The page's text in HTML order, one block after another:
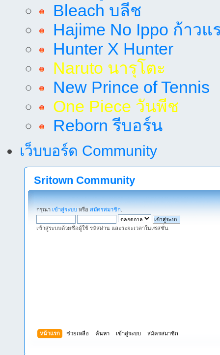
Bleach บลีช
Hajime No Ippo ก้าวแ
Hunter X Hunter
Naruto นารุโตะ
New Prince of Tennis
One Piece วันพีช
Reborn รีบอร์น
เว็บบอร์ด Community
Sritown Community
กรุณา เข้าสู่ระบบ หรือ สมัครสมาชิก
เข้าสู่ระบบด้วยชื่อผู้ใช้ รหัสผ่าน และระยะเวลาในเซสชั่น
หน้าแรก ช่วยเหลือ ค้นหา เข้าสู่ระบบ สมัครสมาชิก